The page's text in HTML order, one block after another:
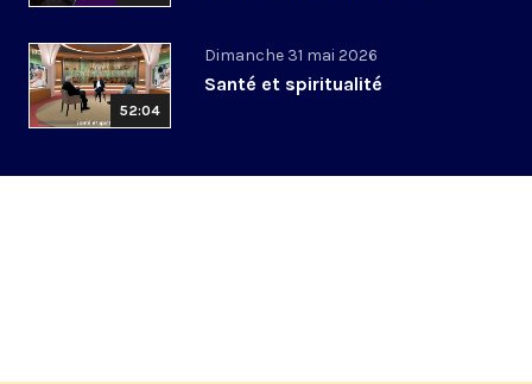
52:04
Dimanche 31 mai 2026
Santé et spiritualité